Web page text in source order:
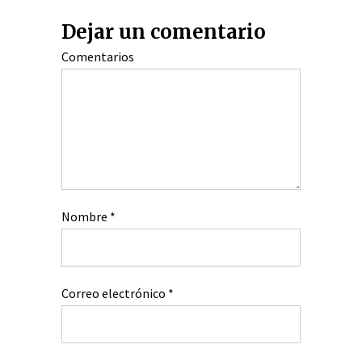
Dejar un comentario
Comentarios
Nombre *
Correo electrónico *